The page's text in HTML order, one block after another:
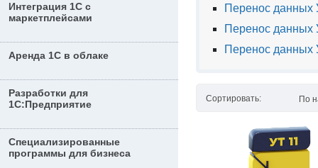
Интеграция 1С с
маркетплейсами
Аренда 1С в облаке
Разработки для
1С:Предприятие
Специализированные
программы для бизнеса
Перенос данных
Перенос данных
Перенос
Сортировать: По